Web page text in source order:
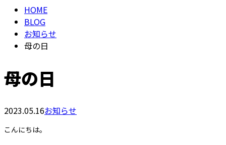
HOME
BLOG
お知らせ
母の日
母の日
2023.05.16お知らせ
こんにちは。